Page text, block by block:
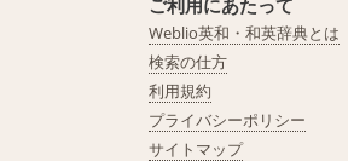
ご利用にあたって
Weblio英和・和英辞典とは
検索の仕方
利用規約
プライバシーポリシー
サイトマップ